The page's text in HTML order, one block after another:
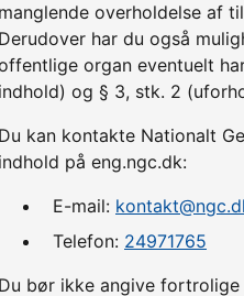
manglende overholdelse af
Derudover har du også
organ eventuelt
indhold) og § 3, stk. 2
Du kan kontakte Nationalt
indhold på eng.ngc.dk:
E-mail:
Telefon: 24971765
Du bør ikke angive